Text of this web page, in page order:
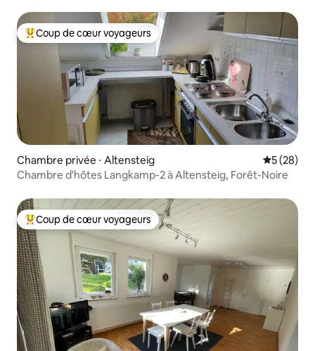
Coups de cœur voyageurs les plus appréciés
Coup de cœur voyageurs
Chambre privée ⋅ Altensteig
5 (28)
Chambre d'hôtes Langkamp-2 à Altensteig, Forêt-Noire
Coups de cœur voyageurs les plus appréciés
Coup de cœur voyageurs